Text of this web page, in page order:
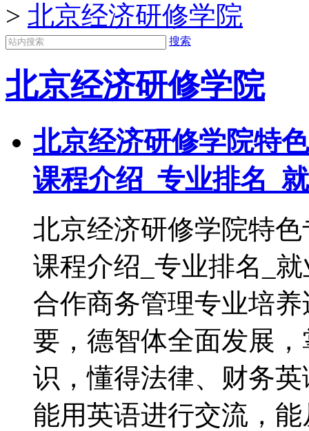
> 北京经济研修学院
搜索
北京经济研修学院
北京经济研修学院特
课程介绍_专业排名_
北京经济研修学院特
课程介绍_专业排
合作商务管理专业培
要，德智体全面发展
识，懂得法律、财务
能用英语进行交流，